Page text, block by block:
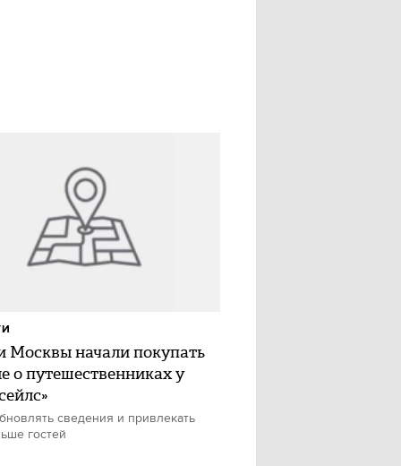
Москвы начали покупать
о путешественниках у
сведения и привлекать
гостей